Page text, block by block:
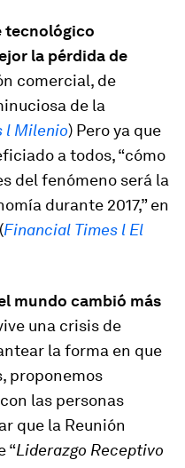
tecnológico
la pérdida de
comercial, de
de la
l Milenio) Pero ya que
a todos, “cómo
del fenómeno será la
durante 2017,” en
Financial Times l El
mundo cambió más
una crisis de
la forma en que
proponemos
las personas
que la Reunión
“Liderazgo Receptivo